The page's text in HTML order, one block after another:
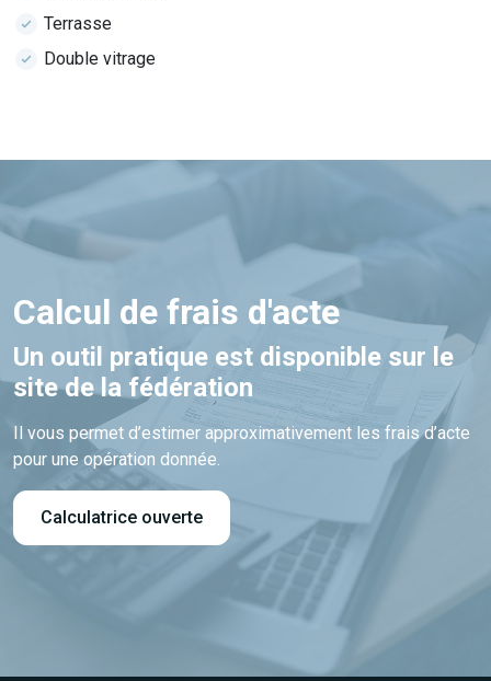
Terrasse
Double vitrage
Calcul de frais d'acte
Un outil pratique est disponible sur le
site de la fédération
Il vous permet d’estimer approximativement les frais d’acte
pour une opération donnée.
Calculatrice ouverte